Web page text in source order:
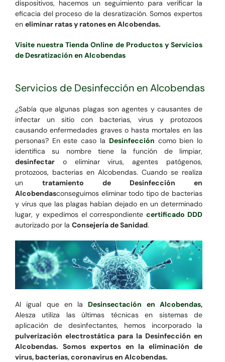
dispositivos, hacemos un seguimiento para verificar la
eficacia del proceso de la desratización. Somos expertos
en eliminar ratas y ratones en Alcobendas.
Visite nuestra Tienda Online de Productos y Servicios
de Desratización en Alcobendas
Servicios de Desinfección en Alcobendas
¿Sabía que algunas plagas son agentes y causantes de
infectar un sitio con bacterias, virus y protozoos
causando enfermedades graves o hasta mortales en las
personas? En este caso la Desinfección como bien lo
identifica su nombre tiene la función de limpiar,
desinfectaro eliminar virus, agentes patógenos,
protozoos, bacterias en Alcobendas. Cuando se realiza
un tratamiento de Desinfección en
Alcobendasconseguimos eliminar todo tipo de bacterias
y virus que las plagas habían dejado en un determinado
lugar, y expedimos el correspondientecertificado DDD
autorizado por la Consejería de Sanidad.
Al igual que en la Desinsectación en Alcobendas,
Alesza utiliza las últimas técnicas en sistemas de
aplicación de desinfectantes, hemos incorporado la
pulverización electrostática para la Desinfección en
Alcobendas. Somos expertos en la eliminación de
virus, bacterias, coronavirus en Alcobendas.